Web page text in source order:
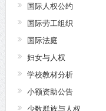
国际人权公约
国际劳工组织
国际法庭
妇女与人权
学校教材分析
小额资助公告
少数群族与人权